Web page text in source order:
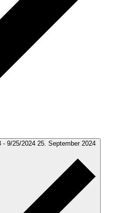
- 9/25/2024 25. September 2024